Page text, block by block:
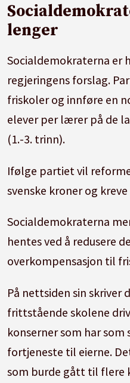
lenger
Socialdemokraterna er
regjeringens forslag.
friskoler og innføre en
elever per lærer på de
(1.-3. trinn).
Ifølge partiet vil
svenske kroner og
Socialdemokraterna
hentes ved å redusere
overkompensasjon til
På nettsiden sin skriver
frittstående skolene
konserner som har
fortjeneste til eierne.
som burde gått til flere